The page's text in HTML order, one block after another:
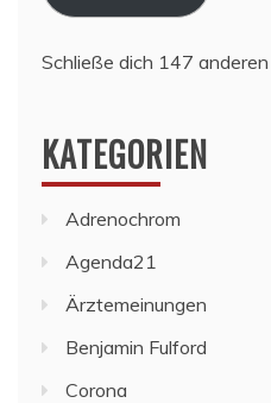
Schließe dich 147
KATEGORIEN
Adrenochrom
Agenda21
Ärztemeinungen
Benjamin Fulford
Corona